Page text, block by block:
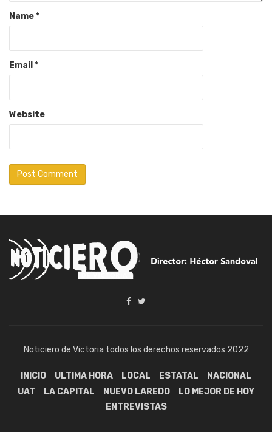
Name*
Email *
Website
Noticiero de Victoria todos los derechos reservados 2022
INICIO ULTIMA HORA LOCAL ESTATAL
NACIONAL
UAT
LA CAPITAL NUEVO LAREDO
LO MEJOR DE HOY
ENTREVISTAS